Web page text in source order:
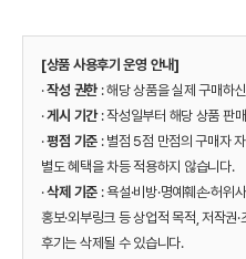
[상품 사용후기 운영 안내]
·작성 권한 : 해당 상품을 실제 구매하
·게시 기간: 작성일부터 해당 상품 판
·평점 기준 : 별점 5점 만점의 구매자
별도 혜택을 차등 적용하지 않습니다.
·삭제 기준 : 욕설·비방·명예훼손·허위
홍보·외부링크 등 상업적 목적, 저작권
후기는 삭제될 수 있습니다.